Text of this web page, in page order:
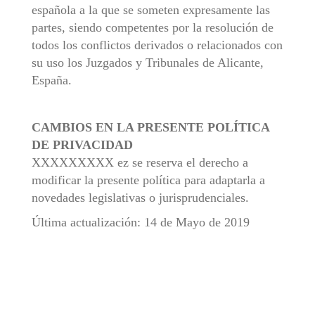
española a la que se someten expresamente las
partes, siendo competentes por la resolución de
todos los conflictos derivados o relacionados con
su uso los Juzgados y Tribunales de Alicante,
España.
CAMBIOS EN LA PRESENTE POLÍTICA
DE PRIVACIDAD
XXXXXXXXX ez se reserva el derecho a
modificar la presente política para adaptarla a
novedades legislativas o jurisprudenciales.
Última actualización: 14 de Mayo de 2019